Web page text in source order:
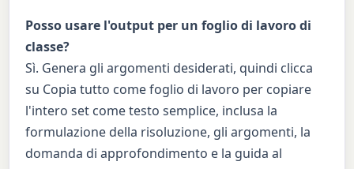
Posso usare l'output per un foglio di lavoro di
classe?
Sì. Genera gli argomenti desiderati, quindi clicca
su Copia tutto come foglio di lavoro per copiare
l'intero set come testo semplice, inclusa la
formulazione della risoluzione, gli argomenti, la
domanda di approfondimento e la guida al